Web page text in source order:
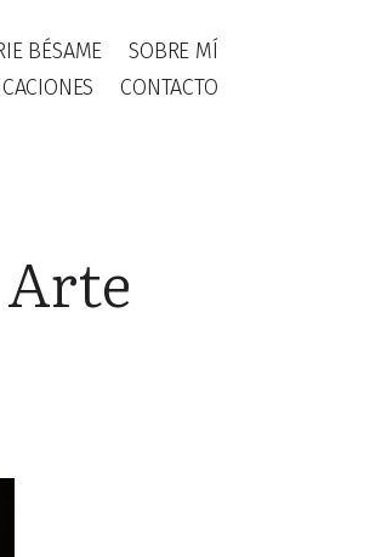
BÉSAME
SOBRE MÍ
CONTACTO